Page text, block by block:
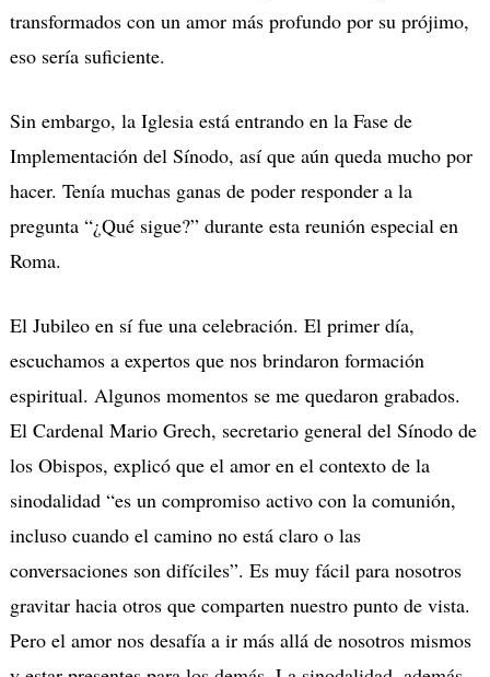
transformados con un amor más profundo por su prójimo,
eso sería suficiente.
Sin embargo, la Iglesia está entrando en la Fase de
Implementación del Sínodo, así que aún queda mucho por
hacer. Tenía muchas ganas de poder responder a la
pregunta “¿Qué sigue?” durante esta reunión especial en
Roma.
El Jubileo en sí fue una celebración. El primer día,
escuchamos a expertos que nos brindaron formación
espiritual. Algunos momentos se me quedaron grabados.
El Cardenal Mario Grech, secretario general del Sínodo de
los Obispos, explicó que el amor en el contexto de la
sinodalidad “es un compromiso activo con la comunión,
incluso cuando el camino no está claro o las
conversaciones son difíciles”. Es muy fácil para nosotros
gravitar hacia otros que comparten nuestro punto de vista.
Pero el amor nos desafía a ir más allá de nosotros mismos